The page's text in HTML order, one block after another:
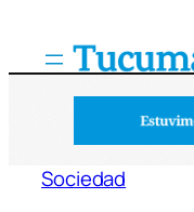
Sociedad